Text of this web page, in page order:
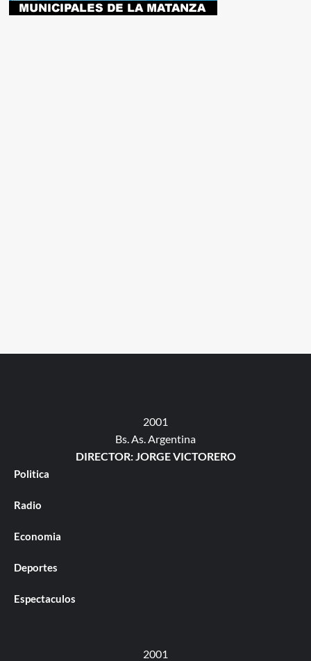
2001
Bs. As. Argentina
DIRECTOR: JORGE VICTORERO
Politica
Radio
Economia
Deportes
Espectaculos
2001